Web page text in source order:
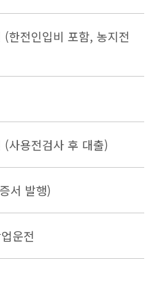
한전인입비 포함, 농지전
(사용전검사 후 대출)
서 발행)
운전